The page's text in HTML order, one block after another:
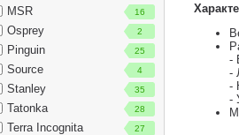
MSR 16
Osprey 2
Pinguin 25
Source 4
Stanley 35
Tatonka 28
Terra Incognita 27
-
-
-
-